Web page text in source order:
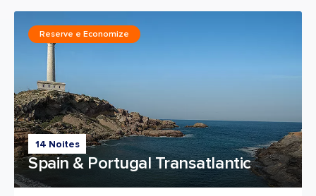
14 Noites
Spain & Portugal Transatlantic
Reserve e Economize